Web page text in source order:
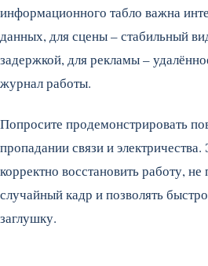
информационного табло важна
данных, для сцены – стабильный
задержкой, для рекламы –
журнал работы.
Попросите продемонстрировать
пропадании связи и
корректно восстановить работу, не
случайный кадр и позволять
заглушку.